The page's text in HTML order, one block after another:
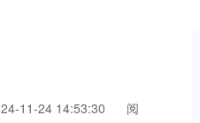
11-24 14:53:30
阅